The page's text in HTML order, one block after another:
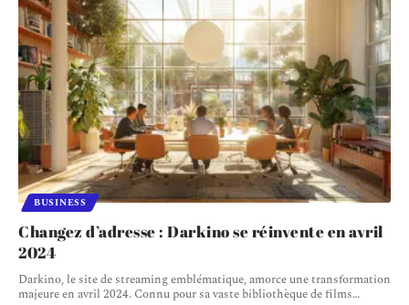
BUSINESS
Changez d’adresse : Darkino se réinvente en avril
2024
Darkino, le site de streaming emblématique, amorce une transformation
majeure en avril 2024. Connu pour sa vaste bibliothèque de films…